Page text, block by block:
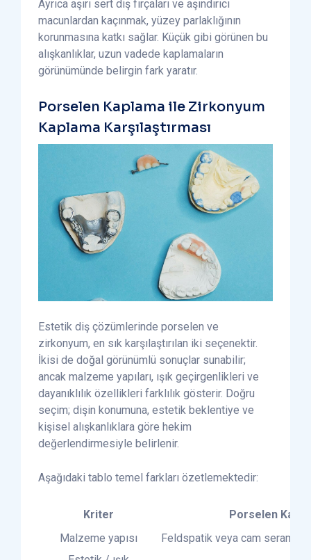
Ayrıca aşırı sert diş fırçaları ve aşındırıcı
macunlardan kaçınmak, yüzey parlaklığının
korunmasına katkı sağlar. Küçük gibi görünen bu
alışkanlıklar, uzun vadede kaplamaların
görünümünde belirgin fark yaratır.
Porselen Kaplama ile Zirkonyum
Kaplama Karşılaştırması
Estetik diş çözümlerinde porselen ve
zirkonyum, en sık karşılaştırılan iki seçenektir.
İkisi de doğal görünümlü sonuçlar sunabilir;
ancak malzeme yapıları, ışık geçirgenlikleri ve
dayanıklılık özellikleri farklılık gösterir. Doğru
seçim; dişin konumuna, estetik beklentiye ve
kişisel alışkanlıklara göre hekim
değerlendirmesiyle belirlenir.
Aşağıdaki tablo temel farkları özetlemektedir:
Kriter
Porselen
Malzeme yapısı
Feldspatik veya cam seramik